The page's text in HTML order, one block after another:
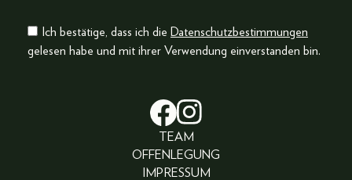
Ich bestätige, dass ich die Datenschutzbestimmungen
gelesen habe und mit ihrer Verwendung einverstanden bin.
TEAM
OFFENLEGUNG
IMPRESSUM